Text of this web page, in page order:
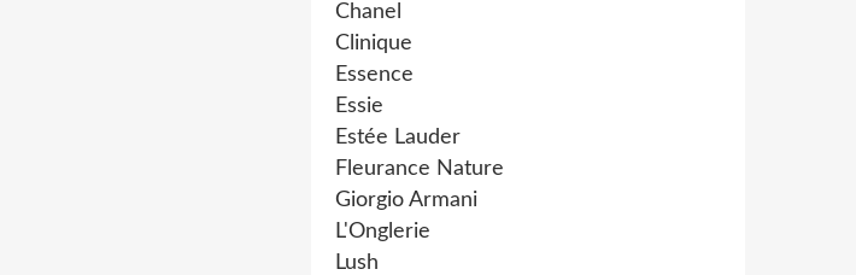
Chanel
Clinique
Essence
Essie
Estée Lauder
Fleurance Nature
Giorgio Armani
L'Onglerie
Lush